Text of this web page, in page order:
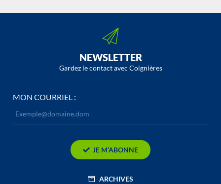
NEWSLETTER
Gardez le contact avec Coignières
MON COURRIEL :
JE M’ABONNE
ARCHIVES